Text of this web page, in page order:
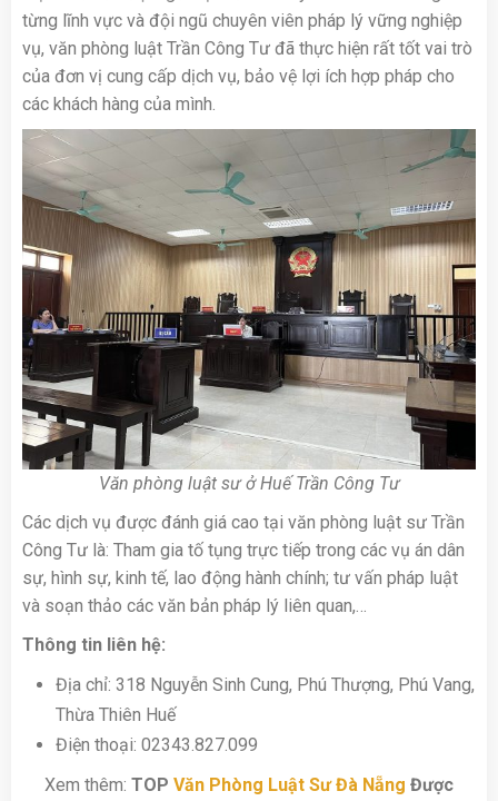
từng lĩnh vực và đội ngũ chuyên viên pháp lý vững nghiệp
vụ, văn phòng luật Trần Công Tư đã thực hiện rất tốt vai trò
của đơn vị cung cấp dịch vụ, bảo vệ lợi ích hợp pháp cho
các khách hàng của mình.
Văn phòng luật sư ở Huế Trần Công Tư
Các dịch vụ được đánh giá cao tại văn phòng luật sư Trần
Công Tư là: Tham gia tố tụng trực tiếp trong các vụ án dân
sự, hình sự, kinh tế, lao động hành chính; tư vấn pháp luật
và soạn thảo các văn bản pháp lý liên quan,…
Thông tin liên hệ:
Địa chỉ: 318 Nguyễn Sinh Cung, Phú Thượng, Phú Vang,
Thừa Thiên Huế
Điện thoại: 02343.827.099
Xem thêm: TOP Văn Phòng Luật Sư Đà Nẵng Được